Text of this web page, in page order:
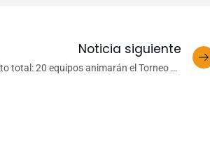
Noticia siguiente
total: 20 equipos animarán el Torneo de